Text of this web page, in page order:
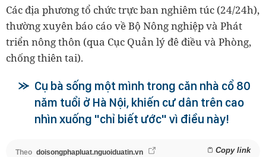
Các địa phương tổ chức trực ban nghiêm túc (24/24h),
thường xuyên báo cáo về Bộ Nông nghiệp và Phát
triển nông thôn (qua Cục Quản lý đê điều và Phòng,
chống thiên tai).
Cụ bà sống một mình trong căn nhà cổ 80
năm tuổi ở Hà Nội, khiến cư dân trên cao
nhìn xuống "chỉ biết ước" vì điều này!
Theo doisongphapluat.nguoiduatin.vn Copy link